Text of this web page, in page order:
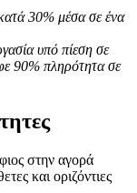
30% μέσα σε ένα
υπό πίεση σε
90% πληρότητα σε
στην αγορά
και οριζόντιες